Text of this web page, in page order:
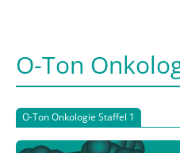
O-Ton
O-Ton Onkologie Staffel 1